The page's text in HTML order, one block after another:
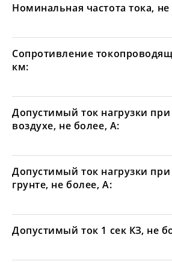
Номинальная частота тока, не
Сопротивление
км:
Допустимый ток нагрузки
воздухе, не более, А:
Допустимый ток нагрузки
грунте, не более, А:
Допустимый ток 1 сек КЗ, не